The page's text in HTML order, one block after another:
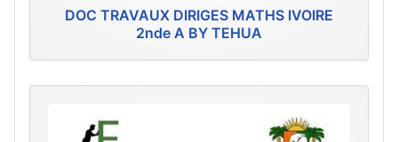
DOC TRAVAUX DIRIGES MATHS IVOIRE
2nde A BY TEHUA